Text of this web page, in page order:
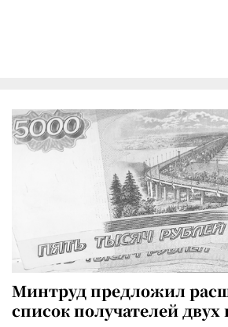
Минтруд предложил
список получателей